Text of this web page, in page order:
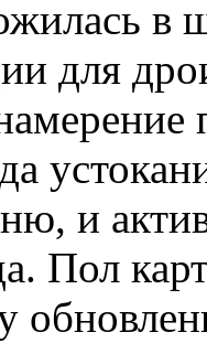
в
для
и
Пол